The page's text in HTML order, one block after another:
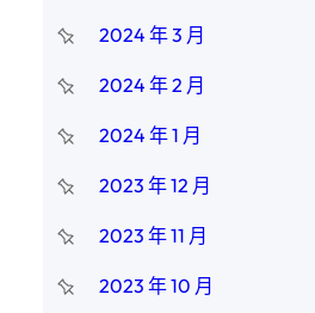
2024 年 3 月
2024 年 2 月
2024 年 1 月
2023 年 12 月
2023 年 11 月
2023 年 10 月